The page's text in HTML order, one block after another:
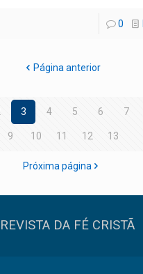
0
Página anterior
3 4 5 6 7
9 10 11 12 13
Próxima página
DA FÉ CRISTÃ